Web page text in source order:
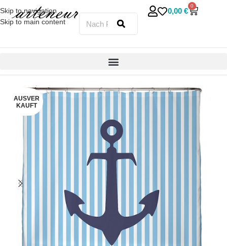
Skip to navigation
Skip to main content
0,00 €
0